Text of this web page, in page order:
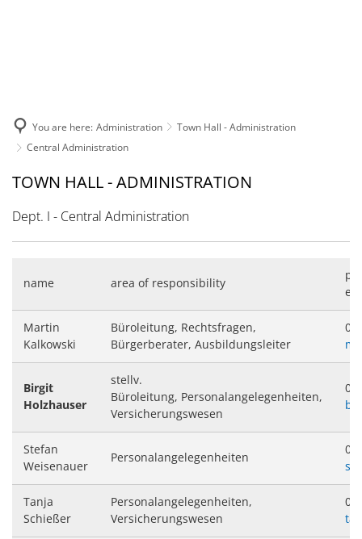
You are here: Administration
Town Hall - Administration
Central Administration
Central
TOWN HALL - ADMINISTRATION
Dept. I - Central Administration
name area of responsibility
e-
Martin
Kalkowski
Büroleitung, Rechtsfragen,
Bürgerberater, Ausbildungsleiter
Birgit
Holzhauser
stellv.
Büroleitung, Personalangelegenheiten,
Versicherungswesen
Stefan
Weisenauer
Personalangelegenheiten
Tanja
Schießer
Personalangelegenheiten,
Versicherungswesen